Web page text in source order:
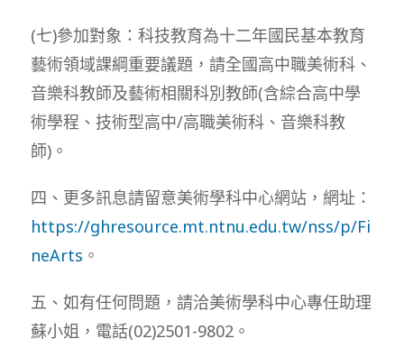
(七)參加對象：科技教育為十二年國民基本教育
藝術領域課綱重要議題，請全國高中職美術科、
音樂科教師及藝術相關科別教師(含綜合高中學
術學程、技術型高中/高職美術科、音樂科教
師)。
四、更多訊息請留意美術學科中心網站，網址：
https://ghresource.mt.ntnu.edu.tw/nss/p/Fi
neArts 。
五、如有任何問題，請洽美術學科中心專任助理
蘇小姐，電話(02)2501-9802。